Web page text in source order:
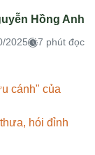
Hồng Anh
2025 7 phút đọc
cánh" của
hói đỉnh